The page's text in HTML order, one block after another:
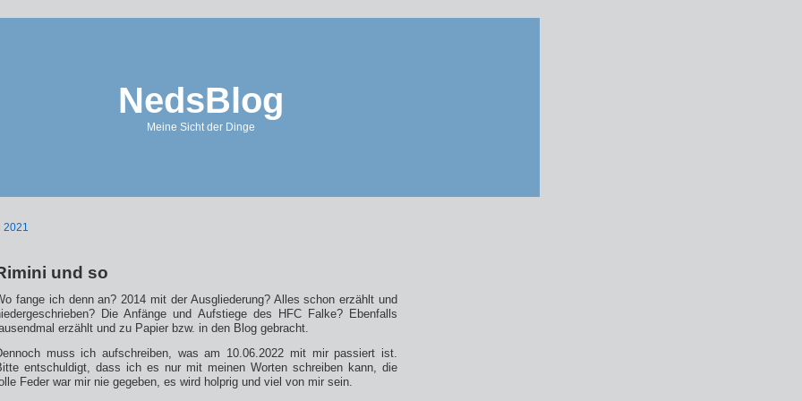
NedsBlog
Meine Sicht der Dinge
2021
und so
fange ich denn an? 2014 mit der Ausgliederung? Alles schon erzählt und
Die Anfänge und Aufstiege des HFC Falke? Ebenfalls
erzählt und zu Papier bzw. in den Blog gebracht.
muss ich aufschreiben, was am 10.06.2022 mit mir passiert ist.
entschuldigt, dass ich es nur mit meinen Worten schreiben kann, die
Feder war mir nie gegeben, es wird holprig und viel von mir sein.